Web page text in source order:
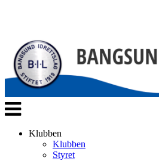
Veksle
navigasjon
Klubben
Klubben
Styret